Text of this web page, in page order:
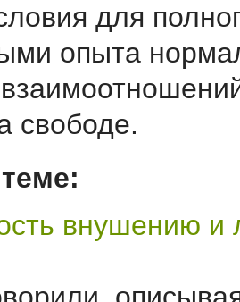
для
опыта
свободе.
внушению и